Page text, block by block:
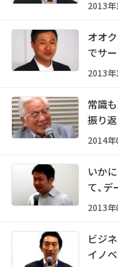
2013
オオ
でサ
2013
常識
振り
2014
いか
て、
2013
ビジ
イノ